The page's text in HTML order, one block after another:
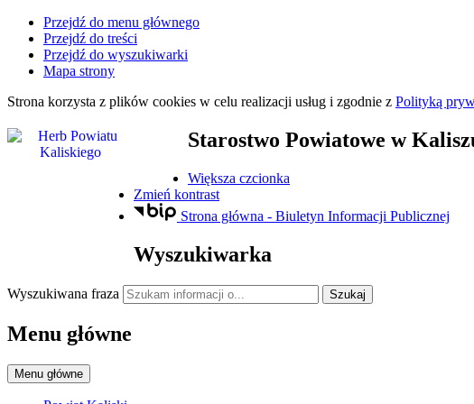
Przejdź do menu głównego
Przejdź do treści
Przejdź do wyszukiwarki
Mapa strony
Strona korzysta z plików cookies w celu realizacji usług i zgodnie z Polityką
Starostwo Powiatowe w
Większa czcionka
Zmień kontrast
Strona główna - Biuletyn Informacji Publicznej
Wyszukiwarka
Wyszukiwana fraza Szukaj
Menu główne
Menu główne